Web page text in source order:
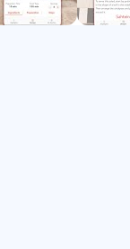
ФУНКЦИИ:
и анекдоты о